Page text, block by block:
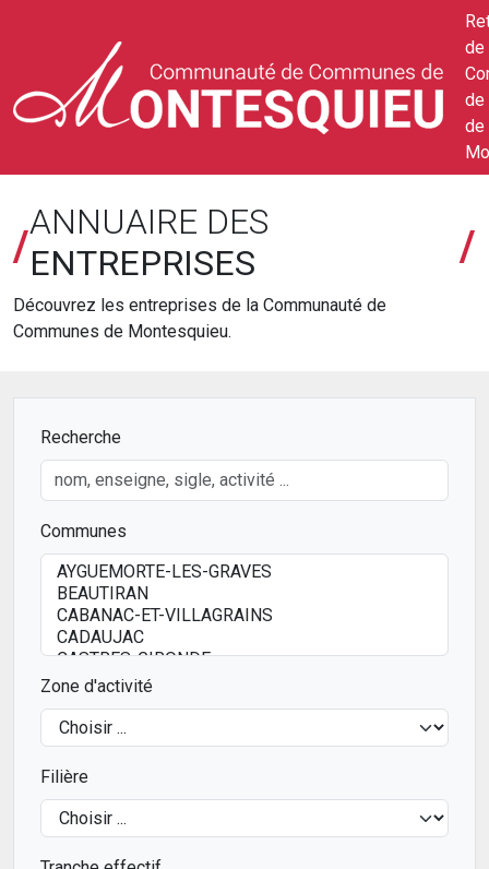
de
de
de
/ANNUAIRE DES
ENTREPRISES
/
Découvrez les entreprises de la Communauté de
Communes de Montesquieu.
Recherche
Communes
Zone d'activité
Filière